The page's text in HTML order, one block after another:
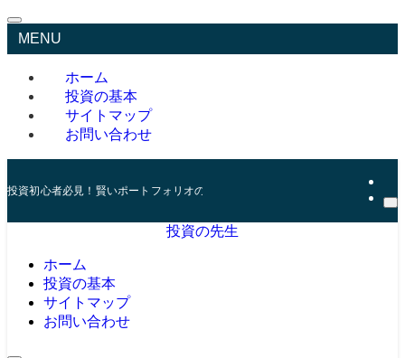
MENU
ホーム
投資の基本
サイトマップ
お問い合わせ
投資初心者必見！賢いポートフォリオの組み方とリスク管理の秘訣
投資の先生
ホーム
投資の基本
サイトマップ
お問い合わせ